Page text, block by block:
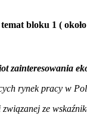
bloku 1 (
zainteresowania
rynek pracy w
ze